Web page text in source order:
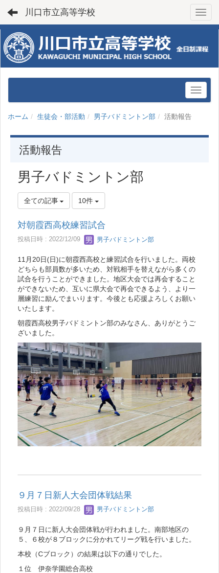
川口市立高等学校
ホーム 生徒会・部活動 男子バドミントン部 活動報告
活動報告
男子バドミントン部
全ての記事 10件
対朝霞西高校練習試合
投稿日時 : 2022/12/09 男子バドミントン部
11月20日(日)に朝霞西高校と練習試合を行いました。両校
どちらも部員数が多いため、対戦相手を替えながら多くの
試合を行うことができました。地区大会では再会すること
ができないため、互いに県大会で再会できるよう、より一
層練習に励んでまいります。今後とも応援よろしくお願い
いたします。
朝霞西高校男子バドミントン部のみなさん、ありがとうご
ざいました。
９月７日新人大会団体戦結果
投稿日時 : 2022/09/28 男子バドミントン部
９月７日に新人大会団体戦が行われました。南部地区の
５、６校が８ブロックに分かれてリーグ戦を行いました。
本校（Cブロック）の結果は以下の通りでした。
１位 伊奈学園総合高校